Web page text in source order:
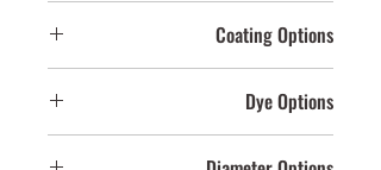
Dark
Coating Options
Crocodile,Copper,Black Crocodile
Dye Options